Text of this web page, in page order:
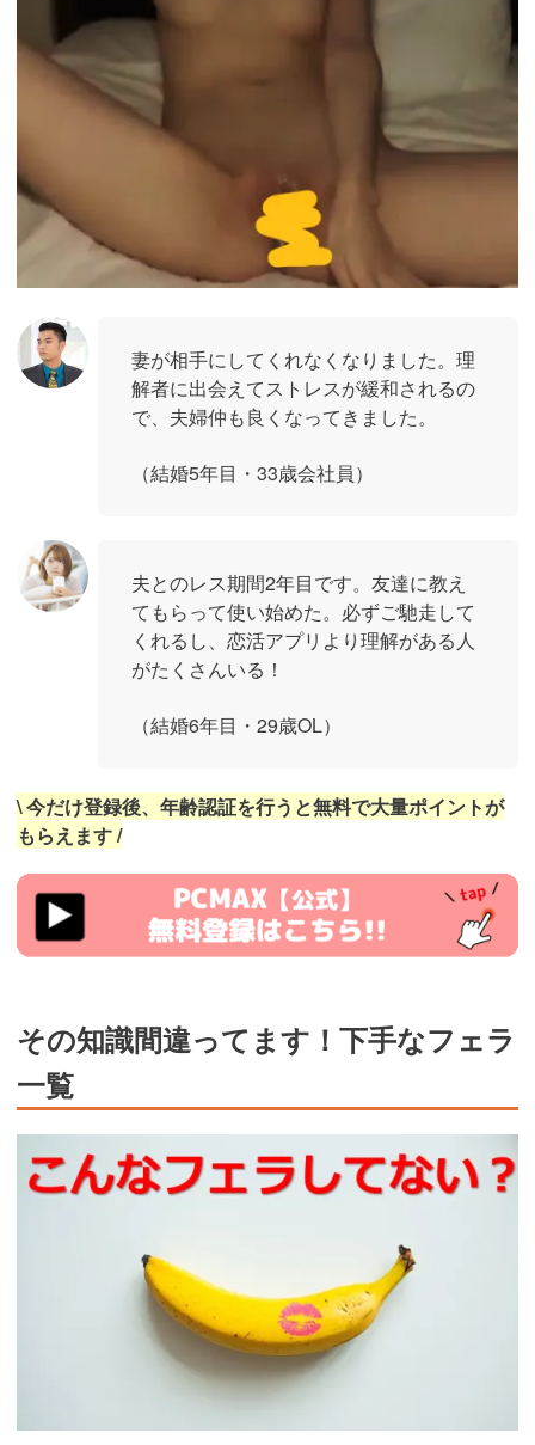
妻が相手にしてくれなくなりました。理
解者に出会えてストレスが緩和されるの
で、夫婦仲も良くなってきました。
（結婚5年目・33歳会社員）
夫とのレス期間2年目です。友達に教え
てもらって使い始めた。必ずご馳走して
くれるし、恋活アプリより理解がある人
がたくさんいる！
（結婚6年目・29歳OL）
\ 今だけ登録後、年齢認証を行うと無料で大量ポイントが
もらえます /
https://pcmax.jp/lp/?
ad_id=rm327007
その知識間違ってます！下手なフェラ
一覧